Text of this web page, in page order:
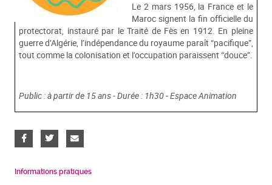
Le 2 mars 1956, la France et le
Maroc signent la fin officielle du
protectorat, instauré par le Traité de Fès en 1912. En pleine
guerre d’Algérie, l’indépendance du royaume paraît “pacifique”,
tout comme la colonisation et l’occupation paraissent “douce”.
Public : à partir de 15 ans - Durée : 1h30 - Espace Animation
Informations pratiques